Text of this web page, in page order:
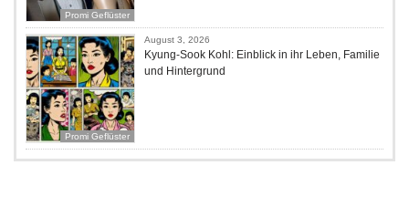
Promi Geflüster
Promi Geflüster
August 3, 2026
Kyung-Sook Kohl: Einblick in ihr Leben, Familie
und Hintergrund